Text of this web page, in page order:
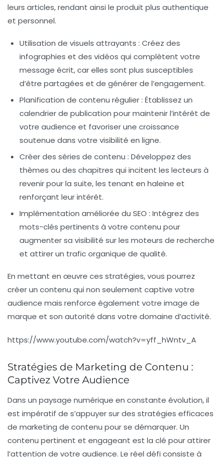
leurs articles, rendant ainsi le produit plus authentique
et personnel.
Utilisation de visuels attrayants : Créez des
infographies et des vidéos qui complètent votre
message écrit, car elles sont plus susceptibles
d’être partagées et de générer de l’engagement.
Planification de contenu régulier: Établissez un
calendrier de publication pour maintenir l’intérêt de
votre audience et favoriser une croissance
soutenue dans votre visibilité en ligne.
Créer des séries de contenu : Développez des
thèmes ou des chapitres qui incitent les lecteurs à
revenir pour la suite, les tenant en haleine et
renforçant leur intérêt.
Implémentation améliorée du SEO : Intégrez des
mots-clés pertinents à votre contenu pour
augmenter sa visibilité sur les moteurs de recherche
et attirer un trafic organique de qualité.
En mettant en œuvre ces stratégies, vous pourrez
créer un contenu qui non seulement captive votre
audience mais renforce également votre image de
marque et son autorité dans votre domaine d’activité.
https://www.youtube.com/watch?v=yff_hWntv_A
Stratégies de Marketing de Contenu :
Captivez Votre Audience
Dans un paysage numérique en constante évolution, il
est impératif de s’appuyer sur des stratégies efficaces
de marketing de contenu pour se démarquer. Un
contenu pertinent et engageant est la clé pour attirer
l’attention de votre audience. Le réel défi consiste à